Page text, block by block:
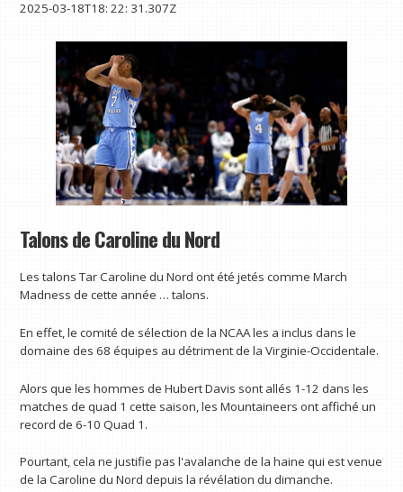
2025-03-18T18: 22: 31.307Z
Talons de Caroline du Nord
Les talons Tar Caroline du Nord ont été jetés comme March
Madness de cette année … talons.
En effet, le comité de sélection de la NCAA les a inclus dans le
domaine des 68 équipes au détriment de la Virginie-Occidentale.
Alors que les hommes de Hubert Davis sont allés 1-12 dans les
matches de quad 1 cette saison, les Mountaineers ont affiché un
record de 6-10 Quad 1.
Pourtant, cela ne justifie pas l'avalanche de la haine qui est venue
de la Caroline du Nord depuis la révélation du dimanche.